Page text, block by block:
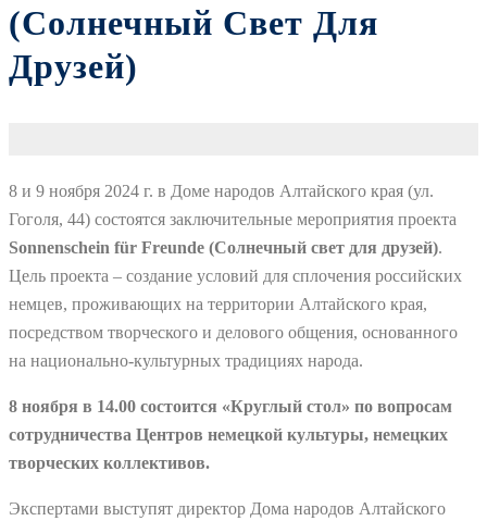
(Солнечный Свет Для
Друзей)
8 и 9 ноября 2024 г. в Доме народов Алтайского края (ул.
Гоголя, 44) состоятся заключительные мероприятия проекта
Sonnenschein für Freunde (Солнечный свет для друзей).
Цель проекта – создание условий для сплочения российских
немцев, проживающих на территории Алтайского края,
посредством творческого и делового общения, основанного
на национально-культурных традициях народа.
8 ноября в 14.00 состоится «Круглый стол» по вопросам
сотрудничества Центров немецкой культуры, немецких
творческих коллективов.
Экспертами выступят директор Дома народов Алтайского